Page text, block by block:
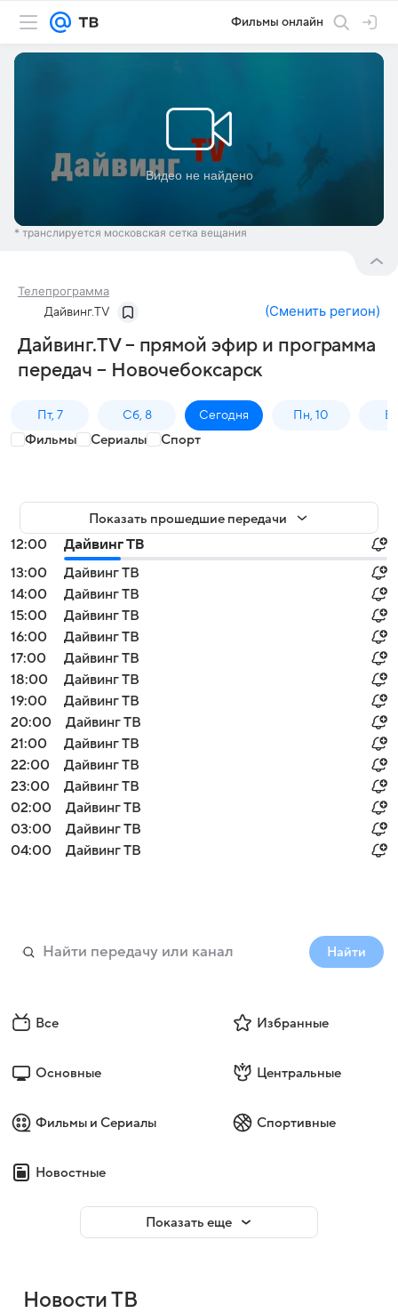
Фильмы онлайн
* транслируется московская сетка вещания
Телепрограмма
Дайвинг.TV (Сменить регион)
Дайвинг.TV – прямой эфир и программа
передач – Новочебоксарск
Пт, 7 Сб, 8 Сегодня Пн, 10
Фильмы Сериалы Спорт
Показать прошедшие передачи
12:00
Дайвинг ТВ
13:00
Дайвинг ТВ
14:00
Дайвинг ТВ
15:00
Дайвинг ТВ
16:00
Дайвинг ТВ
17:00
Дайвинг ТВ
18:00
Дайвинг ТВ
19:00
Дайвинг ТВ
20:00
Дайвинг ТВ
21:00
Дайвинг ТВ
22:00
Дайвинг ТВ
23:00
Дайвинг ТВ
02:00
Дайвинг ТВ
03:00
Дайвинг ТВ
04:00
Дайвинг ТВ
Найти
Все Избранные
Основные Центральные
Фильмы и Сериалы Спортивные
Новостные
Показать еще
Новости ТВ